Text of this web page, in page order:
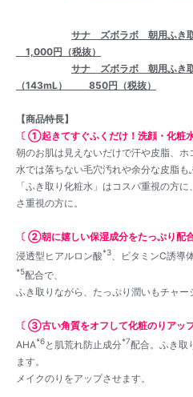
サナ ズボラボ 朝用ふ
1,000円（税抜）
サナ ズボラボ 朝用ふき
（143mL） 850円（税抜）
【商品特長】
〔 ①起きてすぐふくだけ！洗顔・化粧
朝のお肌は見えないだけで汗や皮脂、ホ
水では落ちない毛穴汚れや余分な皮脂も
「ふき取り化粧水」はコスパ重視の方
さ重視の方に。
〔 ②朝に嬉しい保湿成分をたっぷり配
浸透型ヒアルロン酸*3 、ビタミンC誘導
*5配合で、
ふき取りながら、たっぷり潤いもチャー
〔 ③古い角質をオフして化粧のりアッ
AHA*6と肌荒れ防止成分*7配合。ふき取
ます。
メイクのりをアップさせます。